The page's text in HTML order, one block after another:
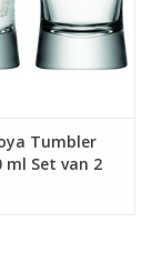
Tumbler
ml Set van 2